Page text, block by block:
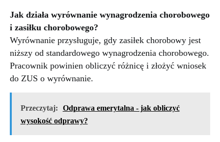
Jak działa wyrównanie wynagrodzenia chorobowego
i zasiłku chorobowego?
Wyrównanie przysługuje, gdy zasiłek chorobowy jest
niższy od standardowego wynagrodzenia chorobowego.
Pracownik powinien obliczyć różnicę i złożyć wniosek
do ZUS o wyrównanie.
Przeczytaj:
Odprawa emerytalna - jak obliczyć
wysokość odprawy?